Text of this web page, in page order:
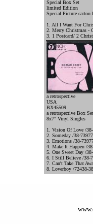
Special Box Set
limited Edition
Special Picture carton
1. All I Want For
2. Merry Christmas -
3. 1 Postcard/ 2
a retrospective
USA
BX45509
a retrospective Box Set
8x7" Vinyl Singles
1. Vision Of Love /
2. Someday /38-73977
3. Emotions /38-
4. Make It Happen /
5. One Sweet Day /
6. I Still Believe /38-
7. Can't Take That
8. Loverboy /72438-